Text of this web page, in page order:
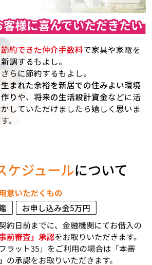
節約できた仲介手数料で家具や家電を
新調するもよし。
さらに節約するもよし。
生まれた余裕を新居での住みよい環境
作りや、 将来の生活設計資金などに活
かしていただけましたら嬉しく思いま
す。